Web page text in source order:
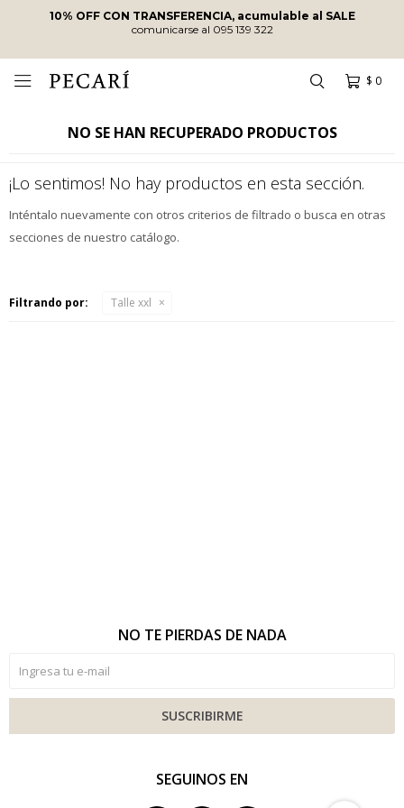
10% OFF CON TRANSFERENCIA, acumulable al SALE
comunicarse al 095 139 322
$ 0

NO SE HAN RECUPERADO PRODUCTOS
¡Lo sentimos! No hay productos en esta sección.
Inténtalo nuevamente con otros criterios de filtrado o busca en otras
secciones de nuestro catálogo.
Filtrando por: Talle xxl
SEGUINOS EN
NO TE PIERDAS DE NADA
SUSCRIBIRME